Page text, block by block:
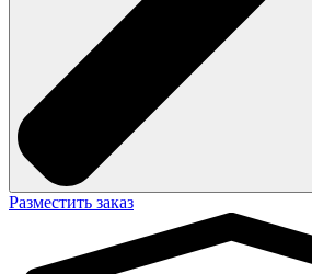
Разместить заказ